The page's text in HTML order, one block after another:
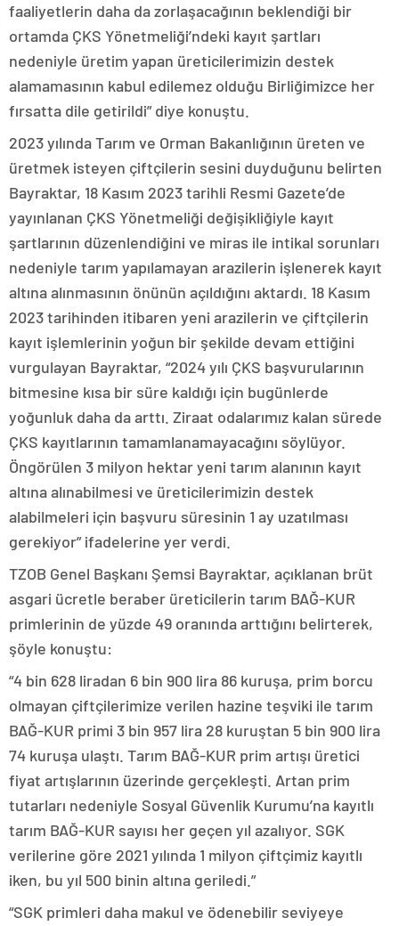
faaliyetlerin daha da zorlaşacağının beklendiği bir
ortamda ÇKS Yönetmeliği’ndeki kayıt şartları
nedeniyle üretim yapan üreticilerimizin destek
alamamasının kabul edilemez olduğu Birliğimizce her
fırsatta dile getirildi” diye konuştu.
2023 yılında Tarım ve Orman Bakanlığının üreten ve
üretmek isteyen çiftçilerin sesini duyduğunu belirten
Bayraktar, 18 Kasım 2023 tarihli Resmi Gazete’de
yayınlanan ÇKS Yönetmeliği değişikliğiyle kayıt
şartlarının düzenlendiğini ve miras ile intikal sorunları
nedeniyle tarım yapılamayan arazilerin işlenerek kayıt
altına alınmasının önünün açıldığını aktardı. 18 Kasım
2023 tarihinden itibaren yeni arazilerin ve çiftçilerin
kayıt işlemlerinin yoğun bir şekilde devam ettiğini
vurgulayan Bayraktar, “2024 yılı ÇKS başvurularının
bitmesine kısa bir süre kaldığı için bugünlerde
yoğunluk daha da arttı. Ziraat odalarımız kalan sürede
ÇKS kayıtlarının tamamlanamayacağını söylüyor.
Öngörülen 3 milyon hektar yeni tarım alanının kayıt
altına alınabilmesi ve üreticilerimizin destek
alabilmeleri için başvuru süresinin 1 ay uzatılması
gerekiyor” ifadelerine yer verdi.
TZOB Genel Başkanı Şemsi Bayraktar, açıklanan brüt
asgari ücretle beraber üreticilerin tarım BAĞ-KUR
primlerinin de yüzde 49 oranında arttığını belirterek,
şöyle konuştu:
“4 bin 628 liradan 6 bin 900 lira 86 kuruşa, prim borcu
olmayan çiftçilerimize verilen hazine teşviki ile tarım
BAĞ-KUR primi 3 bin 957 lira 28 kuruştan 5 bin 900 lira
74 kuruşa ulaştı. Tarım BAĞ-KUR prim artışı üretici
fiyat artışlarının üzerinde gerçekleşti. Artan prim
tutarları nedeniyle Sosyal Güvenlik Kurumu’na kayıtlı
tarım BAĞ-KUR sayısı her geçen yıl azalıyor. SGK
verilerine göre 2021 yılında 1 milyon çiftçimiz kayıtlı
iken, bu yıl 500 binin altına geriledi.”
“SGK primleri daha makul ve ödenebilir seviyeye